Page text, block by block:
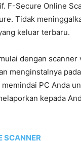
F-Secure Online
Tidak
keluar terbaru.
dengan
menginstalnya
PC Anda
kepada
SCANNER